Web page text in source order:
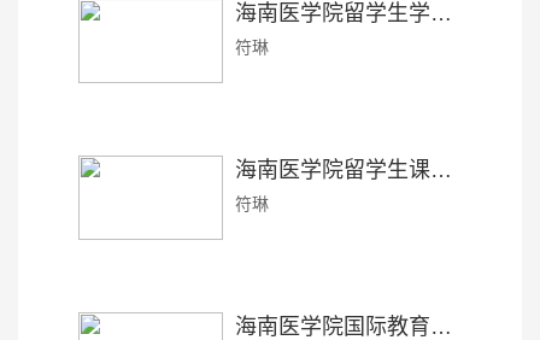
海南医学院留学生学籍管理规定（医学专业本科生）
符琳
海南医学院留学生课堂规则
符琳
海南医学院国际教育学院考场规则